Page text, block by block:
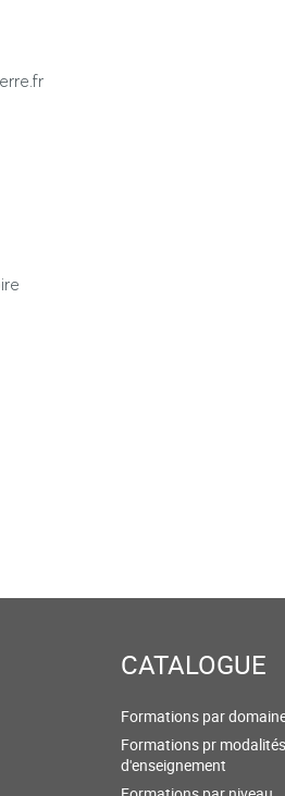
CATALOGUE
Formations par
Formations pr modalités
d'enseignement